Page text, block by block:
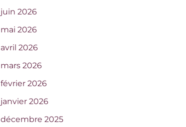
juin 2026
mai 2026
avril 2026
mars 2026
février 2026
janvier 2026
décembre 2025